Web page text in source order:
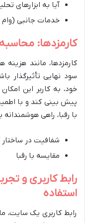
آیا به ابزارهای
خدمات جانبی
کارمزدها:
کارمزدها، مانند
سود نهایی تأثیرگذار
خود، به کاربر این
پیش بینی کند و با
با رقبا، راهی
شفافیت در ساختار
مقایسه با رقبا
استفاده
رابط کاربری یک سایت،